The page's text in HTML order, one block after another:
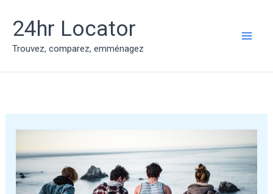
contenu
24hr Locator
Trouvez, comparez, emménagez